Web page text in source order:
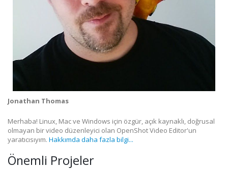
Jonathan Thomas
Merhaba! Linux, Mac ve Windows için özgür, açık kaynaklı, doğrusal
olmayan bir video düzenleyici olan OpenShot Video Editor'un
yaratıcısıyım. Hakkımda daha fazla bilgi...
Önemli Projeler